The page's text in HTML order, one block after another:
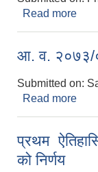
Read more
आ. व. २०७३/
Submitted on:
Read more
प्रथम
को निर्णय